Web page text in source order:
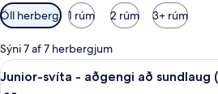
Síur
í
boði
fyrir
herbergi
Öll herbergi 1 rúm 2 rúm 3+ rúm
Sýni 7 af 7 herbergjum
Skoða
allar
11
Junior-svíta - aðgengi að sundlaug